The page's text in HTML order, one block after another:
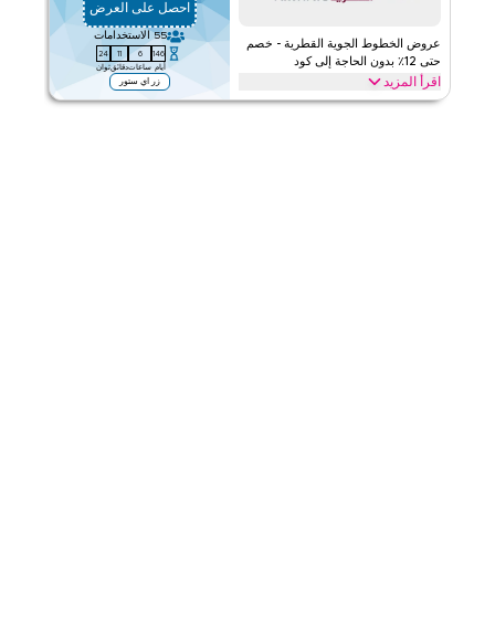
عروض الخطوط الجوية القطرية - خصم
حتى 12٪ بدون الحاجة إلى كود
اقرأ المزيد
احصل على العرض
55 الاستخدامات
146
أيام
6
ساعات
11
دقائق
24
ثوان
زر اي ستور
عروض حصرية تصل إلى 12٪ من الخطوط الجوية القطرية. وفّر على